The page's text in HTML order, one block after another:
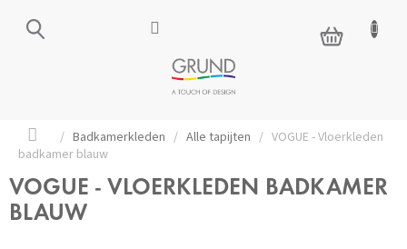
NÁKUPNÍ
KOŠÍK
Domů
/ Badkamerkleden / Alle tapijten / VOGUE - Vloerkleden
badkamer blauw
VOGUE - VLOERKLEDEN BADKAMER
BLAUW